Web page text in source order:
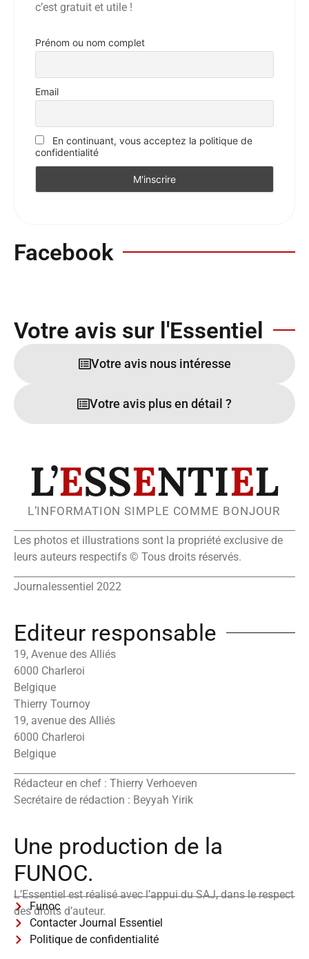
c’est gratuit et utile !
Prénom ou nom complet
Email
En continuant, vous acceptez la politique de
confidentialité
Facebook
Votre avis sur l'Essentiel
Votre avis nous intéresse
Votre avis plus en détail ?
L’ESSENTIEL
L’INFORMATION SIMPLE COMME BONJOUR
Les photos et illustrations sont la propriété exclusive de
leurs auteurs respectifs © Tous droits réservés.
Journalessentiel 2022
Editeur responsable
19, Avenue des Alliés
6000 Charleroi
Belgique
Thierry Tournoy
19, avenue des Alliés
6000 Charleroi
Belgique
Rédacteur en chef : Thierry Verhoeven
Secrétaire de rédaction : Beyyah Yirik
Une production de la
FUNOC.
L’Essentiel est réalisé avec l’appui du SAJ, dans le respect
des droits d’auteur.
Funoc
Contacter Journal Essentiel
Politique de confidentialité